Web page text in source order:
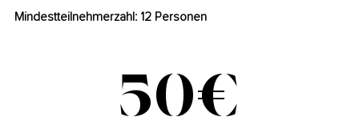
Mindestteilnehmerzahl: 12 Personen
50€